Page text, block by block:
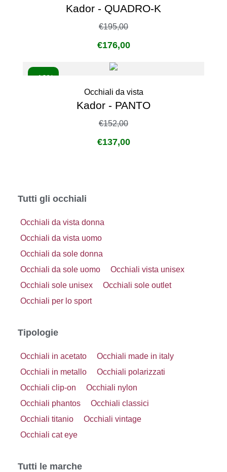
Kador - QUADRO-K
€195,00
€176,00
- 10%
Occhiali da vista
Kador - PANTO
€152,00
€137,00
Tutti gli occhiali
Occhiali da vista donna
Occhiali da vista uomo
Occhiali da sole donna
Occhiali da sole uomo
Occhiali vista unisex
Occhiali sole unisex
Occhiali sole outlet
Occhiali per lo sport
Tipologie
Occhiali in acetato
Occhiali made in italy
Occhiali in metallo
Occhiali polarizzati
Occhiali clip-on
Occhiali nylon
Occhiali phantos
Occhiali classici
Occhiali titanio
Occhiali vintage
Occhiali cat eye
Tutti le marche